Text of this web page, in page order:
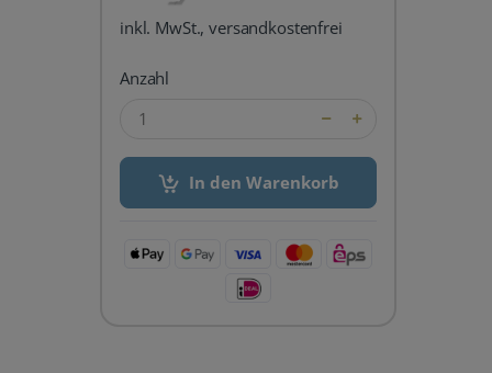
inkl. MwSt., versandkostenfrei
Anzahl
In den Warenkorb